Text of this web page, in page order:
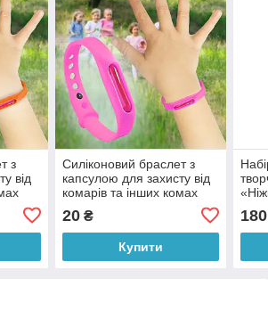
з
від
Силіконовий браслет з
капсулою для захисту від
комарів та інших комах
Рожевий
20₴
Купити
180